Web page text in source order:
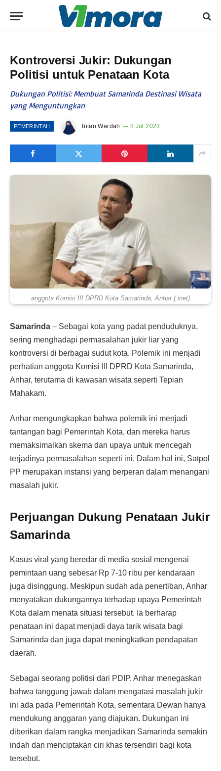
Kontroversi Jukir: Dukungan
Politisi untuk Penataan Kota
Dukungan Politisi: Membuat Samarinda Destinasi Wisata
yang Menguntungkan
PEMERINTAH Intan Wardah 8 Jul 2023
anggota Komisi III DPRD Kota Samarinda, Anhar (.inet)
Samarinda – Sebagai kota yang padat penduduknya,
sering menghadapi permasalahan jukir liar yang
kontroversi di berbagai sudut kota. Polemik ini menjadi
perhatian anggota Komisi III DPRD Kota Samarinda,
Anhar, terutama di kawasan wisata seperti Tepian
Mahakam.
Anhar mengungkapkan bahwa polemik ini menjadi
tantangan bagi Pemerintah Kota, dan mereka harus
memaksimalkan skema dan upaya untuk mencegah
terjadinya permasalahan seperti ini. Dalam hal ini, Satpol
PP merupakan instansi yang berperan dalam menangani
masalah jukir.
Perjuangan Dukung Penataan Jukir
Samarinda
Kasus viral yang beredar di media sosial mengenai
pemintaan uang sebesar Rp 7-10 ribu per kendaraan
juga disinggung. Meskipun sudah ada penertiban, Anhar
menyatakan dukungannya terhadap upaya Pemerintah
Kota dalam menata situasi tersebut. Ia berharap
penataan ini dapat menjadi daya tarik wisata bagi
Samarinda dan juga dapat meningkatkan pendapatan
daerah.
Sebagai seorang politisi dari PDIP, Anhar menegaskan
bahwa tanggung jawab dalam mengatasi masalah jukir
ini ada pada Pemerintah Kota, sementara Dewan hanya
mendukung anggaran yang diajukan. Dukungan ini
diberikan dalam rangka menjadikan Samarinda semakin
indah dan menciptakan ciri khas tersendiri bagi kota
tersebut.